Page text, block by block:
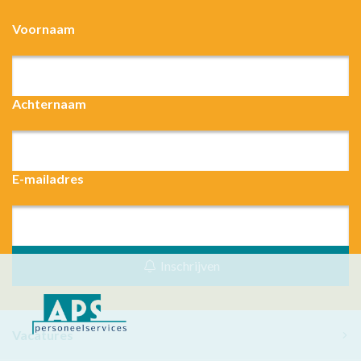
Voornaam
Achternaam
E-mailadres
Inschrijven
Vacatures